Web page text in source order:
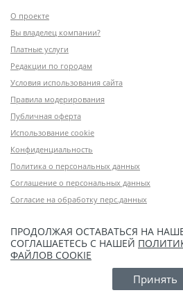
О проекте
Вы владелец компании?
Платные услуги
Редакции по городам
Условия использования сайта
Правила модерирования
Публичная оферта
Использование cookie
Конфиденциальность
Политика о персональных данных
Соглашение о персональных данных
Согласие на обработку перс.данных
ПРОДОЛЖАЯ ОСТАВАТЬСЯ НА
СОГЛАШАЕТЕСЬ С НАШЕЙ
ФАЙЛОВ COOKIE
Принять